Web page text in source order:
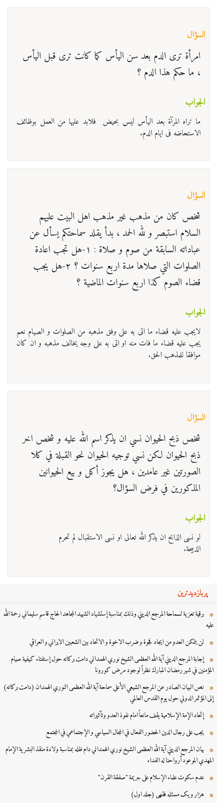
السؤال
امرأة ترى الدم بعد سن اليأس كما كانت ترى قبل اليأس
، ما حكم هذا الدم ؟
الجواب
ما تراه المرآة بعد الیأس لیس بحیض فلابد علیها من العمل بوظائف
الاستحاضه فی ایام الدم.
السؤال
شخص كان من مذهب غير مذهب اهل البيت عليهم
السلام استبصر و لله الحمد ، بدأ يقلد سماحتكم يسأل عن
عباداته السابقة من صوم و صلاة : ۱-هل تجب اعادة
الصلوات التي صلاها مدة اربع سنوات ؟ ۲-هل يجب
قضاء الصوم كذا اربع سنوات الماضية ؟
الجواب
لایجب علیه قضاء ما اتی به علی وفق مذهبه من الصلوات و الصیام نعم
یجب علیه قضاء ما فات منه او اتی به علی وجه یخالف مذهبه و ان کان
موافقا للمذهب الحق.
السؤال
شخص ذبح الحيوان نسي ان يذكر اسم الله عليه و شخص اخر
ذبح الحيوان لكن نسي توجيه الحيوان نحو القبلة في كلا
الصورتين غیر عامدین ، هل يجوز أكل و بيع الحيوانين
المذكورين في فرض السؤال؟
الجواب
لو نسی الذابح ان یذکر الله تعالی او نسی الاستقبال لم تحرم
الذبیحة.
پربازدیدترین
برقية تعزية لسماحة المرجع الديني وذلك بمناسبة إستشهاد الشهيد المجاهد الحاج قاسم سليماني رحمة الله
لن يتمكن العدو من ايجاد فجوة و ضرب الاخوة و الاتحاد بين الشعبين الايراني و العراقي
إجابة المرجع الديني آية الله العظمى الشيخ نوري الهمداني دامت بركاته حول إستفتاء كيفية صيام
في شهر رمضان المبارك نظراً لوجود مرض كورونا
نص البيان الصادر عن المرجع الشيعي الأعلى سماحة آية الله العظمى النوري الهمدان (دامت بركاته)
المؤتمر الدولي حول یوم القدس العالمي
إتحاد الإمة الإسلامية يقف مانعاً امام نفوذ العدو وتآثيراته
يجب على رجال الدين الحضور الفعال في المجال السياسي و الإجتماعي في المجتمع
بيان المرجع الديني آية الله العظمى الشيخ نوري الهمداني دام ظله بمناسبة ولادة منقذ البشرية الإمام
الموعود أرواحنا له الفداء
عدم سكوت علماء الإسلام على جريمة "صفقة القرن"
هزار و یک مسئله فقهی (جلد اول)